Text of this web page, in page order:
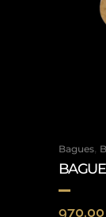
Bagues,
970.00